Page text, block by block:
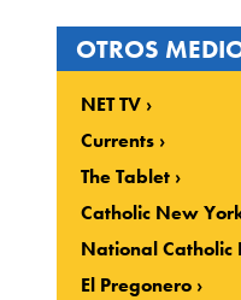
OTROS
NET TV
Currents
The Tablet
Catholic New
National Catholic
El Pregonero